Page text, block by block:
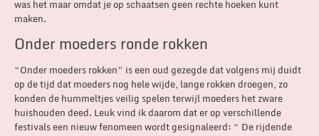
was het maar omdat je op schaatsen geen rechte hoeken kunt
maken.
Onder moeders ronde rokken
“Onder moeders rokken” is een oud gezegde dat volgens mij duidt
op de tijd dat moeders nog hele wijde, lange rokken droegen, zo
konden de hummeltjes veilig spelen terwijl moeders het zware
huishouden deed. Leuk vind ik daarom dat er op verschillende
festivals een nieuw fenomeen wordt gesignaleerd: “ De rijdende